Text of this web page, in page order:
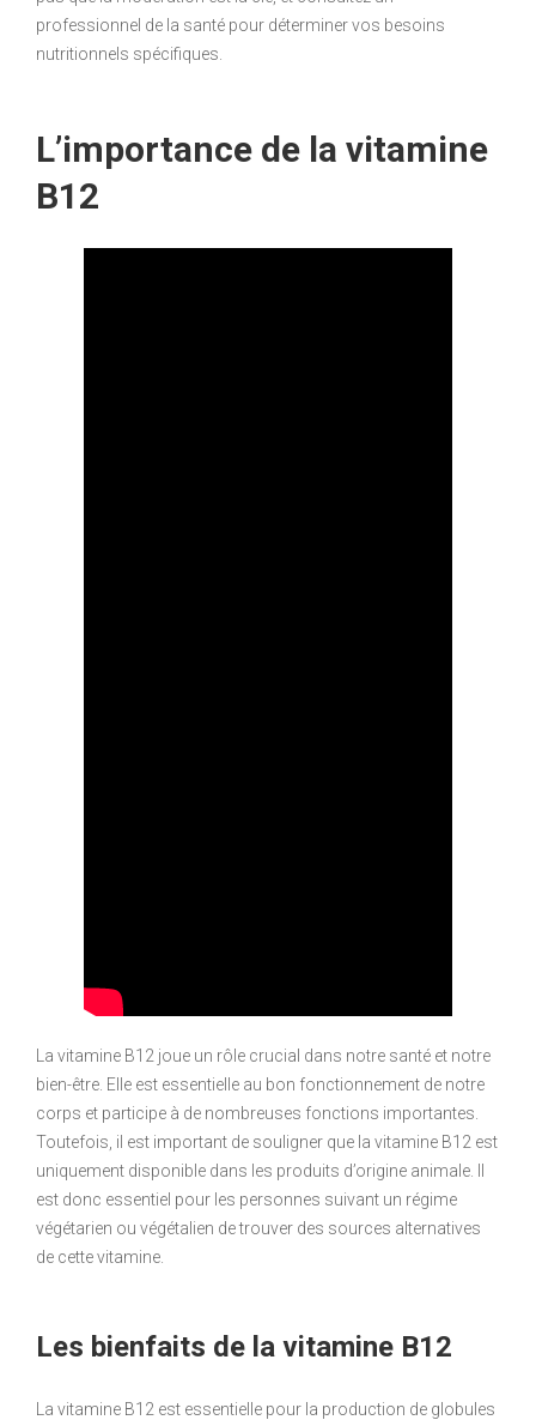
professionnel de la santé pour déterminer vos besoins
nutritionnels spécifiques.
L’importance de la vitamine
B12
La vitamine B12 joue un rôle crucial dans notre santé et notre
bien-être. Elle est essentielle au bon fonctionnement de notre
corps et participe à de nombreuses fonctions importantes.
Toutefois, il est important de souligner que la vitamine B12 est
uniquement disponible dans les produits d’origine animale. Il
est donc essentiel pour les personnes suivant un régime
végétarien ou végétalien de trouver des sources alternatives
de cette vitamine.
Les bienfaits de la vitamine B12
La vitamine B12 est essentielle pour la production de globules